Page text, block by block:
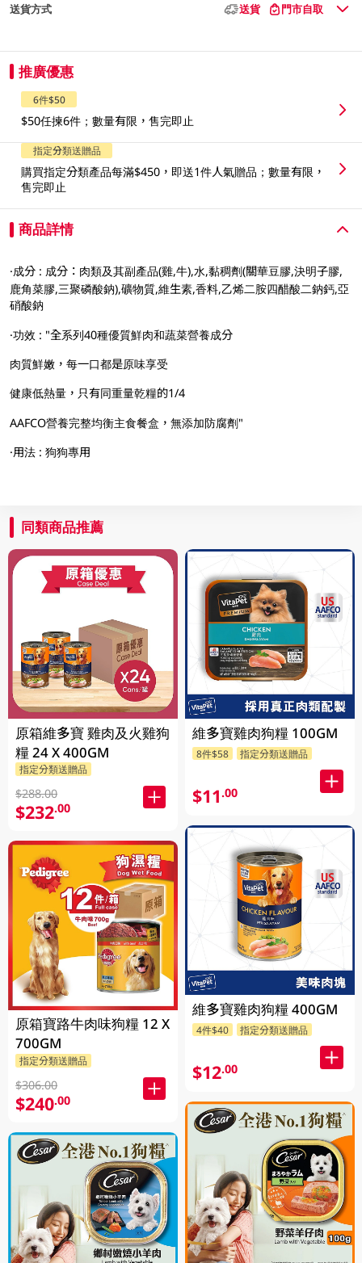
送貨方式 送貨 門市自取
推廣優惠
6件$50
$50任揀6件；數量有限，售完即止
指定分類送贈品
購買指定分類產品每滿$450，即送1件人氣贈品；數量有限，
售完即止
商品詳情
·成分 : 成分：肉類及其副產品(雞,牛),水,黏稠劑(關華豆膠,決明子膠,
鹿角菜膠,三聚磷酸鈉),礦物質,維生素,香料,乙烯二胺四醋酸二鈉鈣,亞
硝酸鈉
·功效 : "全系列40種優質鮮肉和蔬菜營養成分
肉質鮮嫩，每一口都是原味享受
健康低熱量，只有同重量乾糧的1/4
AAFCO營養完整均衡主食餐盒，無添加防腐劑"
·用法 : 狗狗專用
同類商品推薦
原箱維多寶 雞肉及火雞狗
糧 24 X 400GM
指定分類送贈品
$288.00
$232.00
原箱寶路牛肉味狗糧 12 X
700GM
指定分類送贈品
$306.00
$240.00
維多寶雞肉狗糧 100GM
8件$58 指定分類送贈品
$11.00
維多寶雞肉狗糧 400GM
4件$40 指定分類送贈品
$12.00